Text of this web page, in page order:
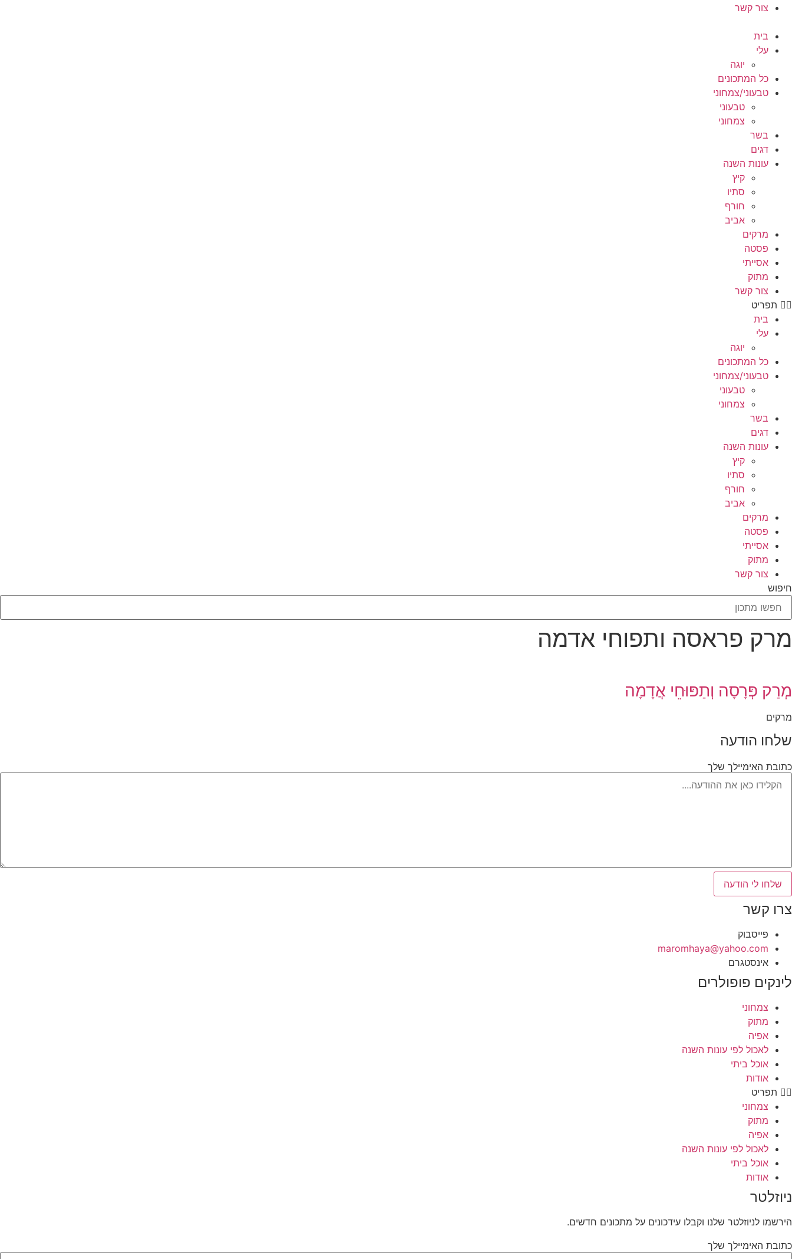
צור קשר
בית
עלי
יוגה
כל המתכונים
טבעוני/צמחוני
טבעוני
צמחוני
בשר
דגים
עונות השנה
קיץ
סתיו
חורף
אביב
מרקים
פסטה
אסייתי
מתוק
צור קשר
תפריט
בית
עלי
יוגה
כל המתכונים
טבעוני/צמחוני
טבעוני
צמחוני
בשר
דגים
עונות השנה
קיץ
סתיו
חורף
אביב
מרקים
פסטה
אסייתי
מתוק
צור קשר
חיפוש
מרק פראסה ותפוחי אדמה
מְרַק פְּרָסָה וְתַפּוּחֵי אֲדָמָה
מרקים
שלחו הודעה
כתובת האימיילך שלך
שלחו לי הודעה
צרו קשר
פייסבוק
‫maromhaya@yahoo.com
אינסטגרם
לינקים פופולרים
צמחוני
מתוק
אפיה
לאכול לפי עונות השנה
אוכל ביתי
אודות
תפריט
צמחוני
מתוק
אפיה
לאכול לפי עונות השנה
אוכל ביתי
אודות
ניוזלטר
הירשמו לניוזלטר שלנו וקבלו עידכונים על מתכונים חדשים.
כתובת האימיילך שלך